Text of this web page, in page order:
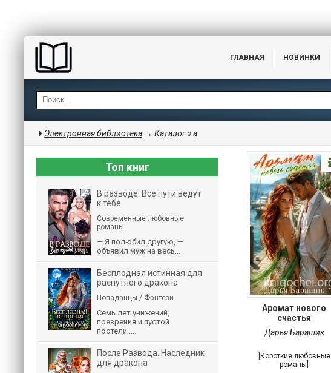
ГЛАВНАЯ НОВИНКИ
Электронная библиотека → Каталог » а
Аромат нового
счастья
Дарья Барашик
[Короткие любовные
романы]
Топ книг
В разводе. Все пути ведут
к тебе
Современные любовные
романы
— Я полюбил другую, —
объявил муж на весь...
Бесплодная истинная для
распутного дракона
Попаданцы / Фэнтези
Семь лет унижений,
презрения и пустой
постели....
После Развода. Наследник
для дракона